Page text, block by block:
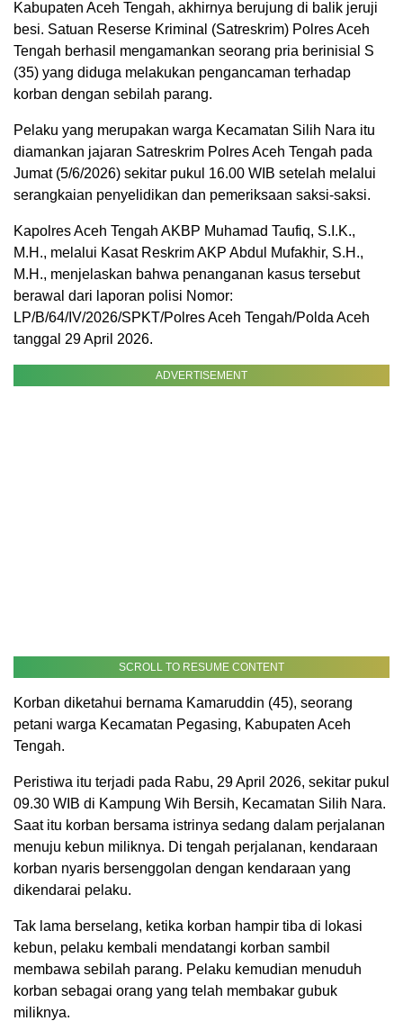
Kabupaten Aceh Tengah, akhirnya berujung di balik jeruji
besi. Satuan Reserse Kriminal (Satreskrim) Polres Aceh
Tengah berhasil mengamankan seorang pria berinisial S
(35) yang diduga melakukan pengancaman terhadap
korban dengan sebilah parang.
Pelaku yang merupakan warga Kecamatan Silih Nara itu
diamankan jajaran Satreskrim Polres Aceh Tengah pada
Jumat (5/6/2026) sekitar pukul 16.00 WIB setelah melalui
serangkaian penyelidikan dan pemeriksaan saksi-saksi.
Kapolres Aceh Tengah AKBP Muhamad Taufiq, S.I.K.,
M.H., melalui Kasat Reskrim AKP Abdul Mufakhir, S.H.,
M.H., menjelaskan bahwa penanganan kasus tersebut
berawal dari laporan polisi Nomor:
LP/B/64/IV/2026/SPKT/Polres Aceh Tengah/Polda Aceh
tanggal 29 April 2026.
ADVERTISEMENT
SCROLL TO RESUME CONTENT
Korban diketahui bernama Kamaruddin (45), seorang
petani warga Kecamatan Pegasing, Kabupaten Aceh
Tengah.
Peristiwa itu terjadi pada Rabu, 29 April 2026, sekitar pukul
09.30 WIB di Kampung Wih Bersih, Kecamatan Silih Nara.
Saat itu korban bersama istrinya sedang dalam perjalanan
menuju kebun miliknya. Di tengah perjalanan, kendaraan
korban nyaris bersenggolan dengan kendaraan yang
dikendarai pelaku.
Tak lama berselang, ketika korban hampir tiba di lokasi
kebun, pelaku kembali mendatangi korban sambil
membawa sebilah parang. Pelaku kemudian menuduh
korban sebagai orang yang telah membakar gubuk
miliknya.